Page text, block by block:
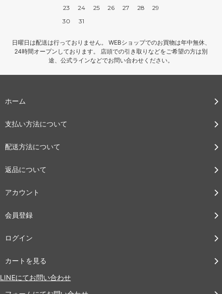
23
24 25 26 27 28
29
30
31
日曜日は配送は行っておりません。 WEBショップでのお買物は年中無休、
24時間オープンしております。 店頭での引き取りなどをご希望の方は別
途、公式ラインなどでお問い合わせください。
ホーム
支払い方法について
配送方法について
返品について
アカウント
会員登録
ログイン
カートを見る
LINEにてお問い合わせ